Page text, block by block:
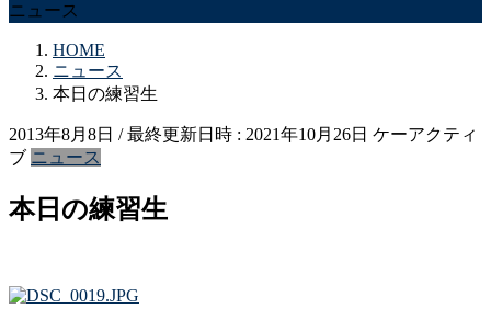
ニュース
HOME
ニュース
本日の練習生
2013年8月8日 / 最終更新日時 : 2021年10月26日 ケーアクティ
ブ ニュース
本日の練習生